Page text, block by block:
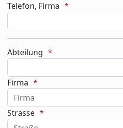
Telefon, Firma
Abteilung
Firma
Strasse